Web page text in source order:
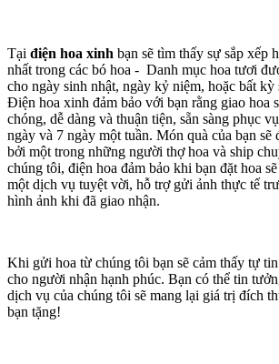
Tại điện hoa xinh bạn sẽ tìm thấy sự sắp xếp
nhất trong các bó hoa - Danh mục hoa tươi
cho ngày sinh nhật, ngày kỷ niệm, hoặc bất kỳ
Điện hoa xinh đảm bảo với bạn rằng giao hoa
chóng, dễ dàng và thuận tiện, sẵn sàng phục
ngày và 7 ngày một tuần. Món quà của bạn sẽ
bởi một trong những người thợ hoa và ship
chúng tôi, điện hoa đảm bảo khi bạn đặt hoa
một dịch vụ tuyệt vời, hỗ trợ gửi ảnh thực tế
hình ảnh khi đã giao nhận.
Khi gửi hoa từ chúng tôi bạn sẽ cảm thấy tự
cho người nhận hạnh phúc. Bạn có thể tin
dịch vụ của chúng tôi sẽ mang lại giá trị đích
bạn tặng!